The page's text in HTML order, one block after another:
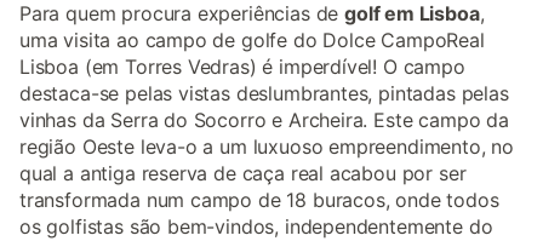
Para quem procura experiências degolf em Lisboa,
uma visita ao campo de golfe do Dolce CampoReal
Lisboa (em Torres Vedras) é imperdível! O campo
destaca-se pelas vistas deslumbrantes, pintadas pelas
vinhas da Serra do Socorro e Archeira. Este campo da
região Oeste leva-o a um luxuoso empreendimento, no
qual a antiga reserva de caça real acabou por ser
transformada num campo de 18 buracos, onde todos
os golfistas são bem-vindos, independentemente do